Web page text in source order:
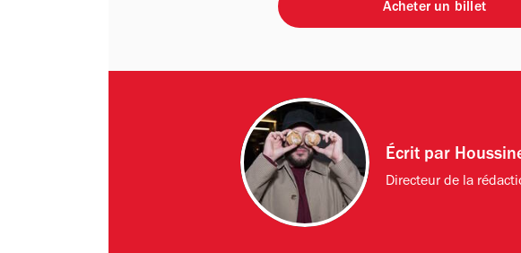
Acheter un billet
Écrit par
Directeur de la